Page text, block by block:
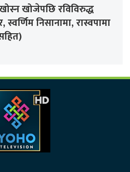
खोस्न खोजेपछि रविविरुद्ध
निसानामा, रास्वपामा